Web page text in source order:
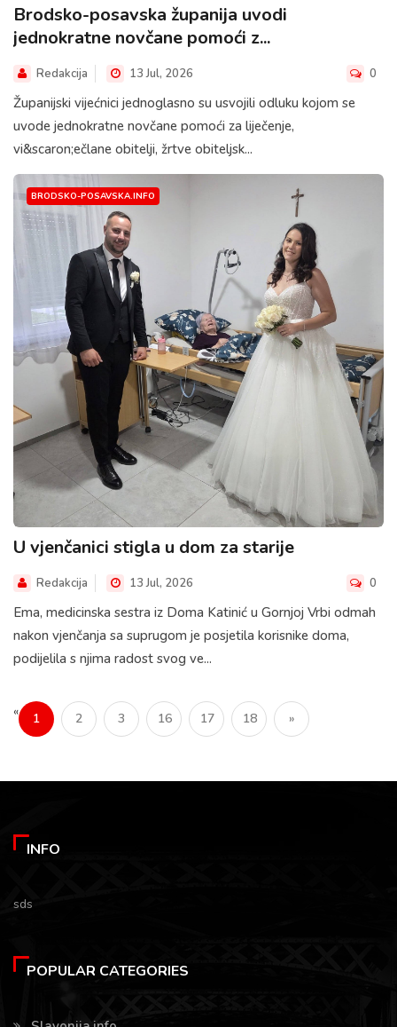
Brodsko-posavska županija uvodi
jednokratne novčane pomoći z...
Redakcija 13 Jul, 2026 0
Županijski vijećnici jednoglasno su usvojili odluku kojom se
uvode jednokratne novčane pomoći za liječenje,
vi&scaron;ečlane obitelji, žrtve obiteljsk...
BRODSKO-POSAVSKA.INFO
U vjenčanici stigla u dom za starije
Redakcija 13 Jul, 2026 0
Ema, medicinska sestra iz Doma Katinić u Gornjoj Vrbi odmah
nakon vjenčanja sa suprugom je posjetila korisnike doma,
podijelila s njima radost svog ve...
« 1 2 3 16 17 18 »
INFO
sds
POPULAR CATEGORIES